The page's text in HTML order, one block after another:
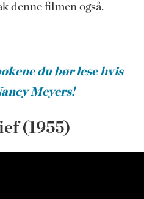
denne filmen også.
du bør lese hvis
Meyers!
(1955)